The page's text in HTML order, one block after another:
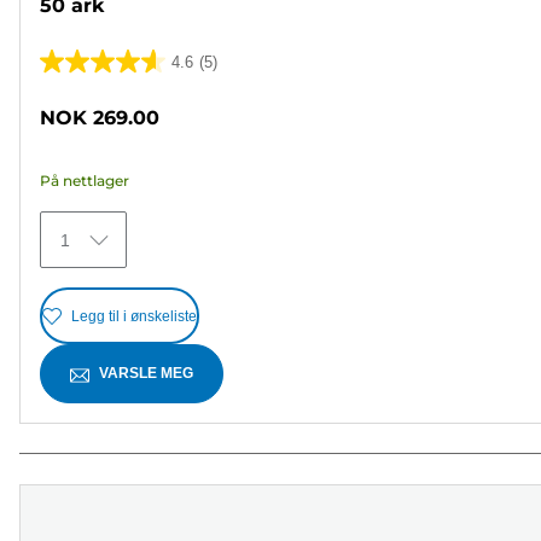
50 ark
4.6 (5)
4.6
5
omtaler
NOK 269.00
På nettlager
1
Legg til i ønskeliste
VARSLE MEG